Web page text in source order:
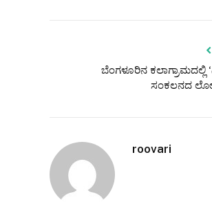
ಬೆಂಗಳೂರಿನ ಕಲಾಗ್ರಾಮದಲ್ಲಿ
ಸಂಕಲನದ
roovari